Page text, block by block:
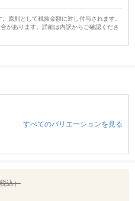
原則として税抜金額に対し付与されます。
があります。詳細は内訳からご確認くださ
すべてのバリエーションを見る
込）